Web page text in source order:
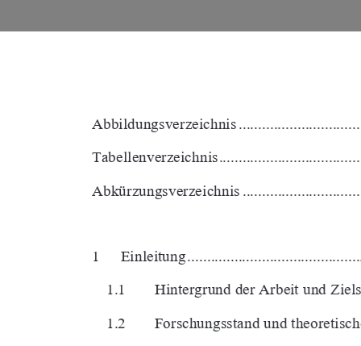
Abbildungsverzeichnis
Tabellenverzeichnis
Abkürzungsverzeichnis
1     Einleitung
1.1 Hintergrund der Arbeit und
1.2 Forschungsstand und